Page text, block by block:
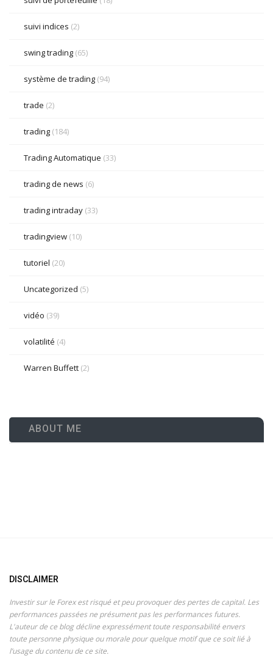
suivi indices (2)
swing trading (65)
système de trading (94)
trade (2)
trading (184)
Trading Automatique (33)
trading de news (6)
trading intraday (33)
tradingview (10)
tutoriel (20)
Uncategorized (5)
vidéo (39)
volatilité (4)
Warren Buffett (2)
ABOUT ME
DISCLAIMER
Investir sur le Forex est risqué et peu provoquer des pertes de capital. Les
performances passées ne présument pas les performances futures.
L'auteur de ce blog décline expressément toute responsabilité envers
toute personne physique ou morale pour quelque motif que ce soit lié à
l’usage du contenu de ce site.